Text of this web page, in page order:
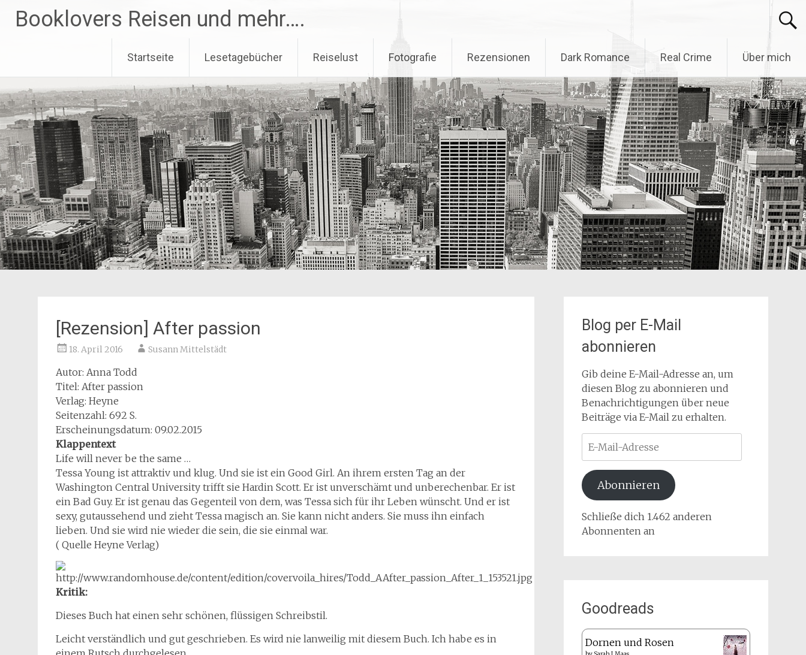
InhaltBooklovers Reisen und mehr….
Startseite Lesetagebücher Reiselust Fotografie Rezensionen Dark Romance Real Crime Über mich
[Rezension] After passion
18. April 2016 Susann Mittelstädt
Autor: Anna Todd
Titel: After passion
Verlag: Heyne
Seitenzahl: 692 S.
Erscheinungsdatum: 09.02.2015
Klappentext
Life will never be the same …
Tessa Young ist attraktiv und klug. Und sie ist ein Good Girl. An ihrem ersten Tag an der
Washington Central University trifft sie Hardin Scott. Er ist unverschämt und unberechenbar. Er ist
ein Bad Guy. Er ist genau das Gegenteil von dem, was Tessa sich für ihr Leben wünscht. Und er ist
sexy, gutaussehend und zieht Tessa magisch an. Sie kann nicht anders. Sie muss ihn einfach
lieben. Und sie wird nie wieder die sein, die sie einmal war.
( Quelle Heyne Verlag)
Kritik:
Dieses Buch hat einen sehr schönen, flüssigen Schreibstil.
Leicht verständlich und gut geschrieben. Es wird nie lanweilig mit diesem Buch. Ich habe es in
Blog per E-Mail
abonnieren
Gib deine E-Mail-Adresse an, um
diesen Blog zu abonnieren und
Benachrichtigungen über neue
Beiträge via E-Mail zu erhalten.
Mail-
Adresse
Abonnieren
Schließe dich 1.462 anderen
Abonnenten an
Goodreads
Dornen und Rosen